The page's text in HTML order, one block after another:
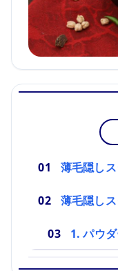
薄毛隠し
薄毛隠し
1. パウ